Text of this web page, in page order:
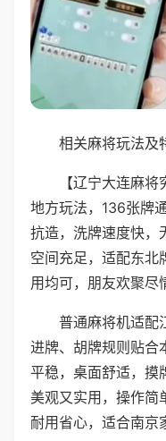
相关麻将玩法及
【辽宁大连麻
地方玩法，136张牌
抗造，洗牌速度快，
空间充足，适配东北
用均可，朋友欢聚尽
普通麻将机适配
进牌、胡牌规则贴合
平稳，桌面舒适，摸
美观又实用，操作简
耐用省心，适合南京